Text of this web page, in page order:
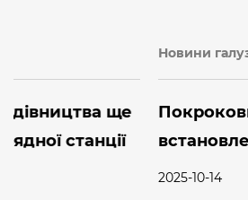
Покроковий посібник із
встановлення сонячних